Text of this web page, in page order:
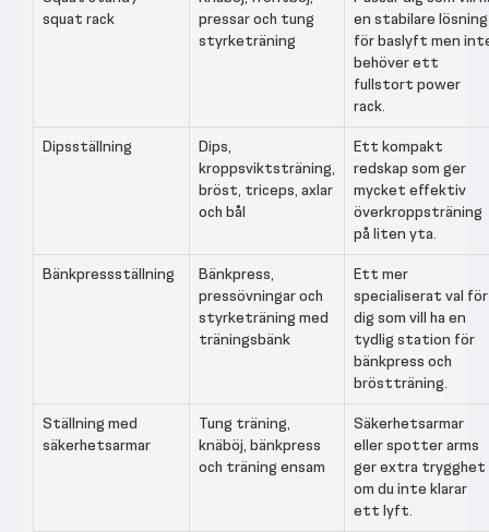
squat rack
pressar och tung
styrketräning
en stabilare lösning
för baslyft men
behöver ett
fullstort power
rack.
Dipsställning
Dips,
kroppsviktsträning,
bröst, triceps, axlar
och bål
Ett kompakt
redskap som ger
mycket effektiv
överkroppsträning
på liten yta.
Bänkpressställning
Bänkpress,
pressövningar och
styrketräning med
träningsbänk
Ett mer
specialiserat val för
dig som vill ha en
tydlig station för
bänkpress och
bröstträning.
Ställning med
säkerhetsarmar
Tung träning,
knäböj, bänkpress
och träning ensam
Säkerhetsarmar
eller spotter arms
ger extra trygghet
om du inte klarar
ett lyft.